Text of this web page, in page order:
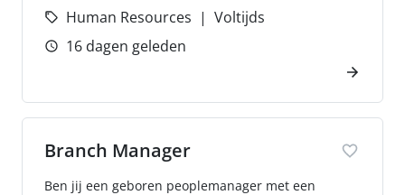
Human Resources
Voltijds
16 dagen geleden
Branch Manager
Ben jij een geboren peoplemanager met een